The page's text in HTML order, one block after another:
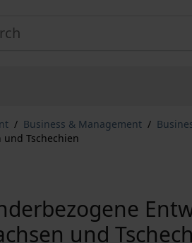
/ Business & Management /
Tschechien
und